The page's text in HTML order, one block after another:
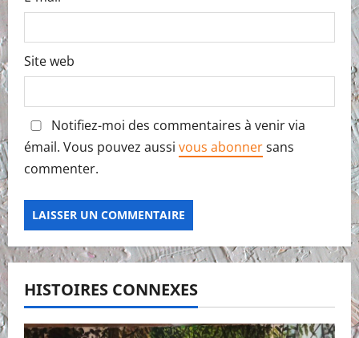
Site web
Notifiez-moi des commentaires à venir via
émail. Vous pouvez aussi vous abonnersans
commenter.
HISTOIRES CONNEXES